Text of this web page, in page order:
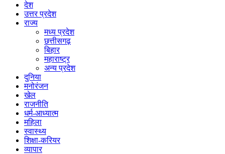
देश
उत्तर प्रदेश
राज्य
मध्य प्रदेश
छत्तीसगढ़
बिहार
महाराष्ट्र
अन्य प्रदेश
दुनिया
मनोरंजन
खेल
राजनीति
धर्म-आध्यात्म
महिला
स्वास्थ्य
शिक्षा-करियर
व्यापार